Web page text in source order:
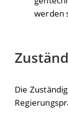
werden
Die